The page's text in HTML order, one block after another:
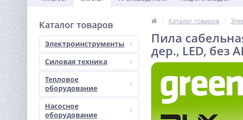
Каталог товаров
Электроинструменты
Силовая техника
Тепловое
оборудование
Насосное
оборудование
Каталог товаров
Пила
дер., LED, без